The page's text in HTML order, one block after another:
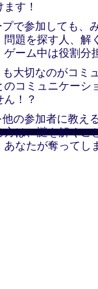
す！
で参加しても、
問題を探す人、解
ゲーム中は役割分
大切なのがコミ
のコミュニケーシ
ん！？
の参加者に教え
方は、謎を解くこ
あなたが奪ってし